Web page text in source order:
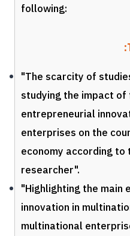
following:
"The scarcity of
studying the impact
entrepreneurial
enterprises on the
economy according
researcher".
"Highlighting the main
innovation in
multinational